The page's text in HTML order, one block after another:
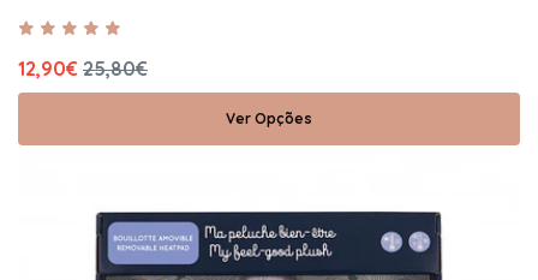
12,90€ 25,80€
Ver Opções